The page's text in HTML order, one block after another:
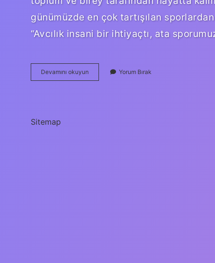
günümüzde en çok tartışılan
“Avcılık insani bir ihtiyaçtı, ata
Devamını okuyun
Sporu
Yorum Bırak
Sitemap